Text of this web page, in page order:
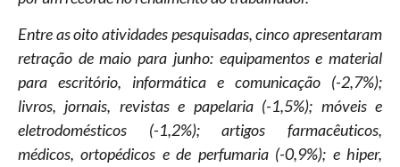
Entre as oito atividades pesquisadas, cinco apresentaram
retração de maio para junho: equipamentos e material
para escritório, informática e comunicação (-2,7%);
livros, jornais, revistas e papelaria (-1,5%); móveis e
eletrodomésticos (-1,2%); artigos farmacêuticos,
médicos, ortopédicos e de perfumaria (-0,9%); e hiper,